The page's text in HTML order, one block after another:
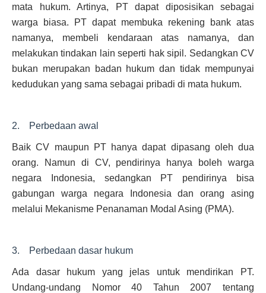
mata hukum. Artinya, PT dapat diposisikan sebagai
warga biasa. PT dapat membuka rekening bank atas
namanya, membeli kendaraan atas namanya, dan
melakukan tindakan lain seperti hak sipil. Sedangkan CV
bukan merupakan badan hukum dan tidak mempunyai
kedudukan yang sama sebagai pribadi di mata hukum.
2. Perbedaan awal
Baik CV maupun PT hanya dapat dipasang oleh dua
orang. Namun di CV, pendirinya hanya boleh warga
negara Indonesia, sedangkan PT pendirinya bisa
gabungan warga negara Indonesia dan orang asing
melalui Mekanisme Penanaman Modal Asing (PMA).
3. Perbedaan dasar hukum
Ada dasar hukum yang jelas untuk mendirikan PT.
Undang-undang Nomor 40 Tahun 2007 tentang